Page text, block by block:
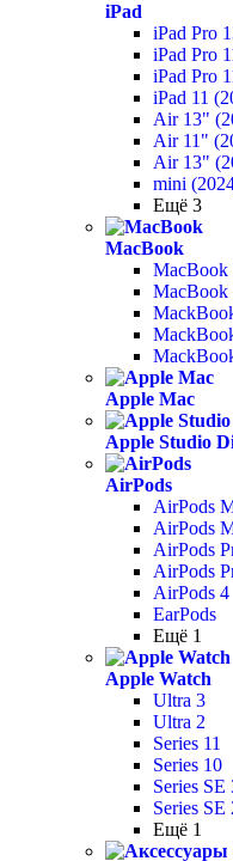
iPad
iPad Pro
iPad Pro
iPad Pro
iPad 11
Air 13"
Air 11"
Air 13"
mini
Ещё 3
MacBook
MacBook
MacBook
Apple Mac
Apple Studio
AirPods
AirPods
AirPods
AirPods
AirPods
AirPods 4
EarPods
Ещё 1
Apple Watch
Ultra 3
Ultra 2
Series 11
Series 10
Series SE
Series SE
Ещё 1